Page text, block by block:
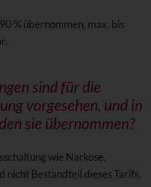
% übernommen, max. bis
sind für die
vorgesehen, und in
sie übernommen?
wie Narkose,
nicht Bestandteil dieses Tarifs.